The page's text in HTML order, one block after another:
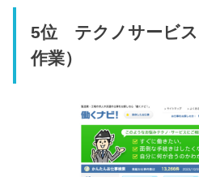
5位 テクノサービス
作業）